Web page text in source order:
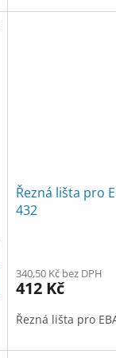
Řezná lišta pro
432
340,50 Kč bez DPH
412 Kč
Řezná lišta pro